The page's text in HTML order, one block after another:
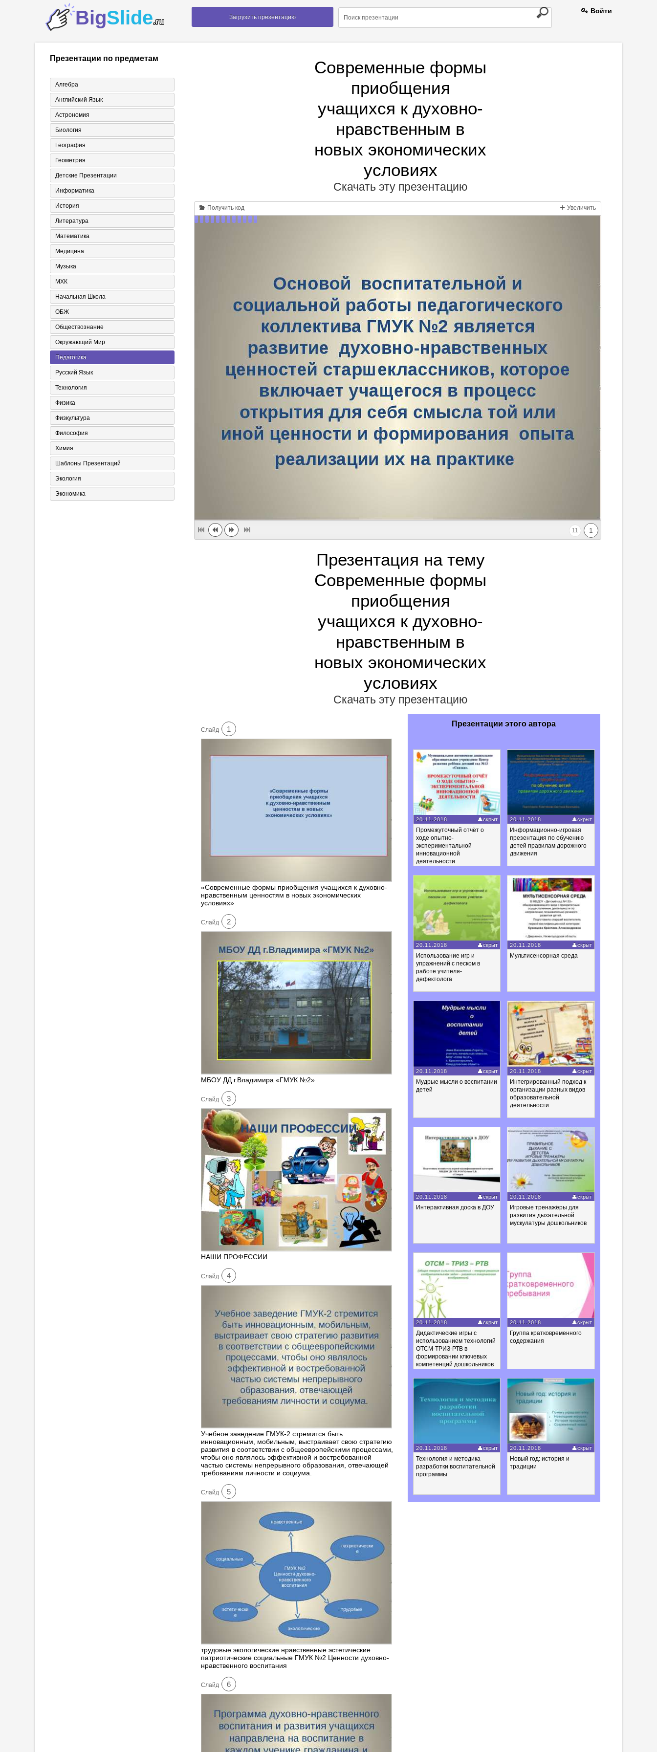
BigSlide.ru Загрузить презентацию
Войти
Презентации по предметам
Алгебра
Английский Язык
Астрономия
Биология
География
Геометрия
Детские Презентации
Информатика
История
Литература
Математика
Медицина
Музыка
МХК
Начальная Школа
ОБЖ
Обществознание
Окружающий Мир
Педагогика
Русский Язык
Технология
Физика
Физкультура
Философия
Химия
Шаблоны Презентаций
Экология
Экономика
Современные формы
приобщения
учащихся к духовно-
нравственным в
новых экономических
условиях
Скачать эту презентацию
Получить код Увеличить
1
11
Презентация на тему
Современные формы
приобщения
учащихся к духовно-
нравственным в
новых экономических
условиях
Скачать эту презентацию
Cлайд 1
«Современные формы приобщения учащихся к духовно-
нравственным ценностям в новых экономических
условиях»
Cлайд 2
МБОУ ДД г.Владимира «ГМУК №2»
Cлайд 3
НАШИ ПРОФЕССИИ
Cлайд 4
Учебное заведение ГМУК-2 стремится быть
инновационным, мобильным, выстраивает свою стратегию
развития в соответствии с общеевропейскими процессами,
чтобы оно являлось эффективной и востребованной
частью системы непрерывного образования, отвечающей
требованиям личности и социума.
Cлайд 5
трудовые экологические нравственные эстетические
патриотические социальные ГМУК №2 Ценности духовно-
нравственного воспитания
Cлайд 6
Презентации этого автора
20.11.2018 скрыт
Промежуточный отчёт о
ходе опытно-
экспериментальной
инновационной
деятельности
20.11.2018 скрыт
Информационно-игровая
презентация по обучению
детей правилам дорожного
движения
20.11.2018 скрыт
Использование игр и
упражнений с песком в
работе учителя-
дефектолога
20.11.2018 скрыт
Мультисенсорная среда
20.11.2018 скрыт
Мудрые мысли о воспитании
детей
20.11.2018 скрыт
Интегрированный подход к
организации разных видов
образовательной
деятельности
20.11.2018 скрыт
Интерактивная доска в ДОУ
20.11.2018 скрыт
Игровые тренажёры для
развития дыхательной
мускулатуры дошкольников
20.11.2018 скрыт
Дидактические игры с
использованием технологий
ОТСМ-ТРИЗ-РТВ в
формировании ключевых
компетенций дошкольников
20.11.2018 скрыт
Группа кратковременного
содержания
20.11.2018 скрыт
Технология и методика
разработки воспитательной
программы
20.11.2018 скрыт
Новый год: история и
традиции